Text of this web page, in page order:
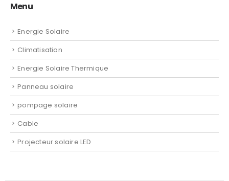
Menu
Energie Solaire
Climatisation
Energie Solaire Thermique
Panneau solaire
pompage solaire
Cable
Projecteur solaire LED